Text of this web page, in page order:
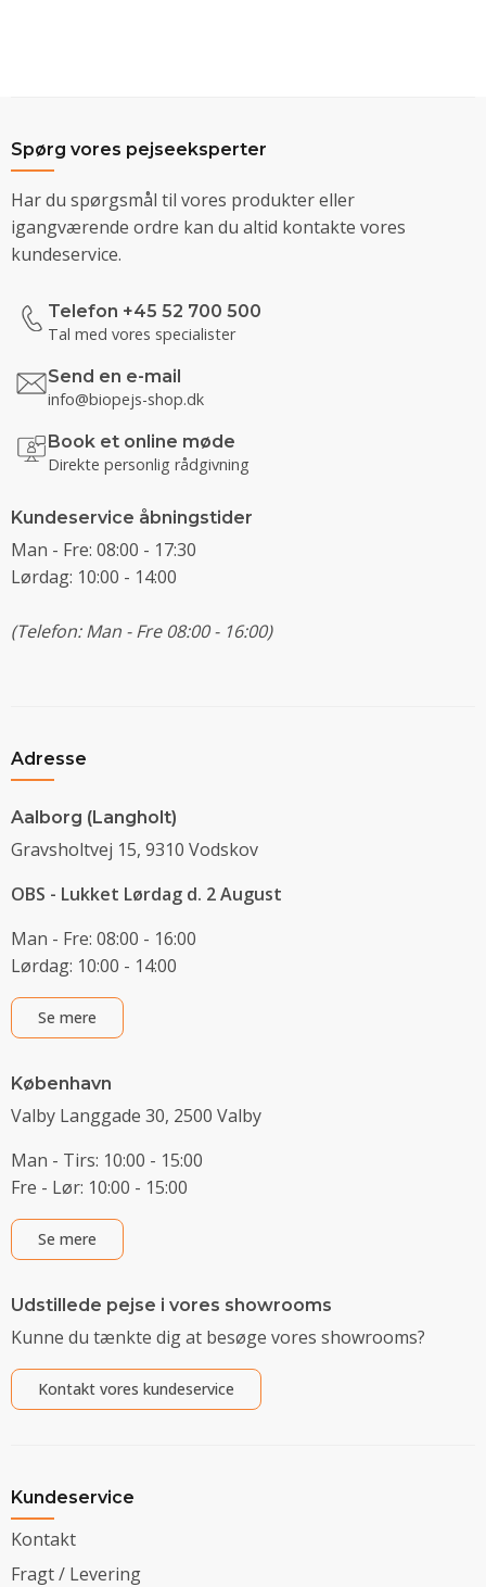
Spørg vores pejseeksperter
Har du spørgsmål til vores produkter eller
igangværende ordre kan du altid kontakte vores
kundeservice.
Telefon +45 52 700 500
Tal med vores specialister
Send en e-mail
info@biopejs-shop.dk
Book et online møde
Direkte personlig rådgivning
Kundeservice åbningstider
Man - Fre: 08:00 - 17:30
Lørdag: 10:00 - 14:00
(Telefon: Man - Fre 08:00 - 16:00)
Adresse
Aalborg (Langholt)
Gravsholtvej 15, 9310 Vodskov
OBS - Lukket Lørdag d. 2 August
Man - Fre: 08:00 - 16:00
Lørdag: 10:00 - 14:00
Se mere
København
Valby Langgade 30, 2500 Valby
Man - Tirs: 10:00 - 15:00
Fre - Lør: 10:00 - 15:00
Se mere
Udstillede pejse i vores showrooms
Kunne du tænkte dig at besøge vores showrooms?
Kontakt vores kundeservice
Kundeservice
Kontakt
Fragt / Levering